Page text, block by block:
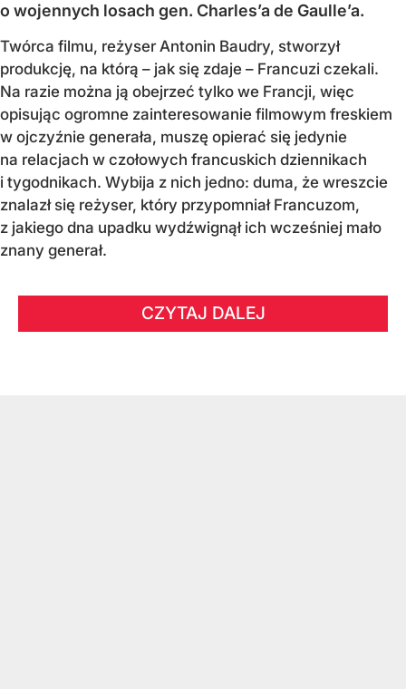
o wojennych losach gen. Charles’a de Gaulle’a.
Twórca filmu, reżyser Antonin Baudry, stworzył
produkcję, na którą – jak się zdaje – Francuzi czekali.
Na razie można ją obejrzeć tylko we Francji, więc
opisując ogromne zainteresowanie filmowym freskiem
w ojczyźnie generała, muszę opierać się jedynie
na relacjach w czołowych francuskich dziennikach
i tygodnikach. Wybija z nich jedno: duma, że wreszcie
znalazł się reżyser, który przypomniał Francuzom,
z jakiego dna upadku wydźwignął ich wcześniej mało
znany generał.
CZYTAJ DALEJ